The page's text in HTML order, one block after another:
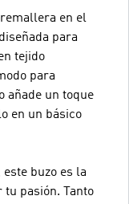
en el
para
tejido
para
añade un toque
en un básico
buzo es la
pasión. Tanto